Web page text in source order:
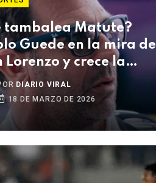
tambalea Matute?
Guede en la mira de
Lorenzo y crece la
en Alianza
DIARIO VIRAL
18 DE MARZO DE 2026